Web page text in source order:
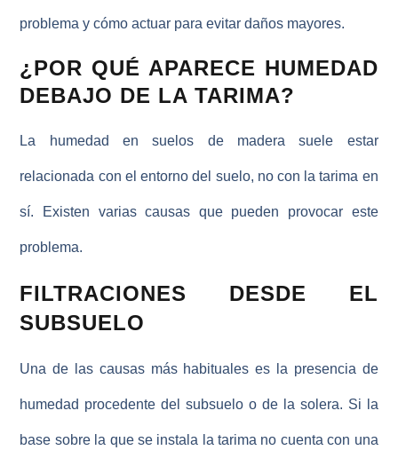
problema y cómo actuar para evitar daños mayores.
¿POR QUÉ APARECE HUMEDAD
DEBAJO DE LA TARIMA?
La humedad en suelos de madera suele estar
relacionada con el entorno del suelo, no con la tarima en
sí. Existen varias causas que pueden provocar este
problema.
FILTRACIONES DESDE EL
SUBSUELO
Una de las causas más habituales es la presencia de
humedad procedente del subsuelo o de la solera. Si la
base sobre la que se instala la tarima no cuenta con una